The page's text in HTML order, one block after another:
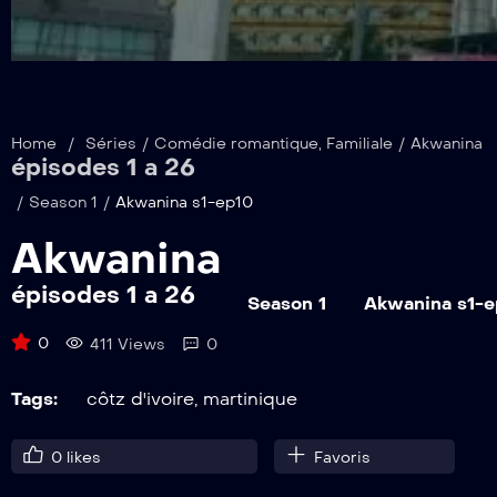
Home / Séries / Comédie romantique, Familiale / Akwanina
épisodes 1 a 26
/ Season 1 / Akwanina s1-ep10
Akwanina
épisodes 1 a 26 Season 1 Akwanina s1-
0 411 Views 0
Tags: côtz d'ivoire martinique
0 likes Favoris